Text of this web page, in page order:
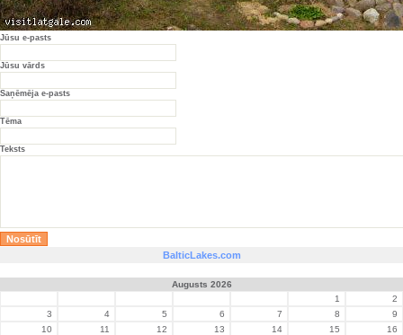
Jūsu e-pasts
Jūsu vārds
Saņēmēja e-pasts
Tēma
Teksts
BalticLakes.com
Augusts 2026
1
2
3
4 5 6 7 8
9
10
11 12 13 14 15
16